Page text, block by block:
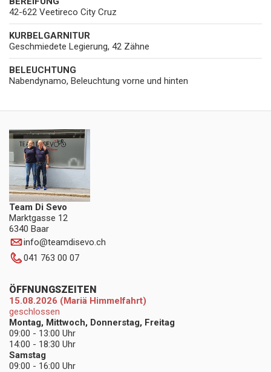
42-622 Veetireco City Cruz
KURBELGARNITUR
Geschmiedete Legierung, 42 Zähne
BELEUCHTUNG
Nabendynamo, Beleuchtung vorne und hinten
Team Di Sevo
Marktgasse 12
6340 Baar
info@teamdisevo.ch
041 763 00 07
ÖFFNUNGSZEITEN
15.08.2026 (Mariä Himmelfahrt)
geschlossen
Montag, Mittwoch, Donnerstag, Freitag
09:00 - 13:00 Uhr
14:00 - 18:30 Uhr
Samstag
09:00 - 16:00 Uhr